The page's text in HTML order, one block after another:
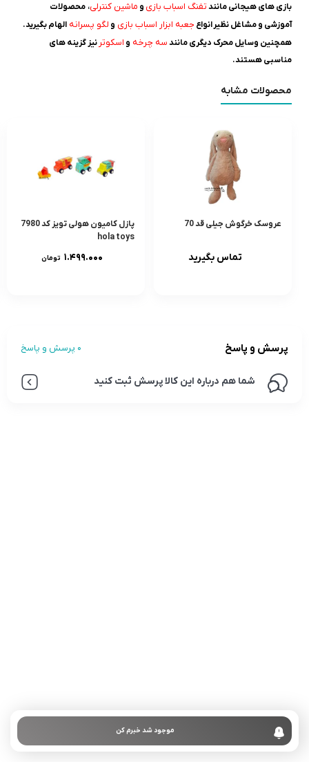
موجود شد خبرم کن
بازی های هیجانی مانندتفنگ اسباب بازی و ماشین کنترلی، محصولات
آموزشی و مشاغل نظیر انواع جعبه ابزار اسباب بازی و لگو پسرانه الهام بگیرید.
همچنین وسایل محرک دیگری مانندسه چرخه و اسکوتر نیز گزینه های
مناسبی هستند.
محصولات مشابه
عروسک خرگوش جیلی قد 70
تماس بگیرید
پازل کامیون هولی تویز کد 7980
hola toys
۱.۴۹۹.۰۰۰ تومان
پرسش و پاسخ 0 پرسش و پاسخ
شما هم درباره این کالا پرسش ثبت کنید
درباره ما